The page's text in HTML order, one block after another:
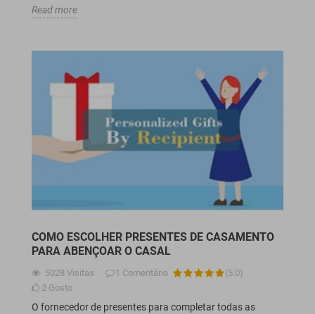
Read more
COMO ESCOLHER PRESENTES DE CASAMENTO
PARA ABENÇOAR O CASAL
5028 Visitas 1 Comentário (5.0)
2 Gosto
O fornecedor de presentes para completar todas as